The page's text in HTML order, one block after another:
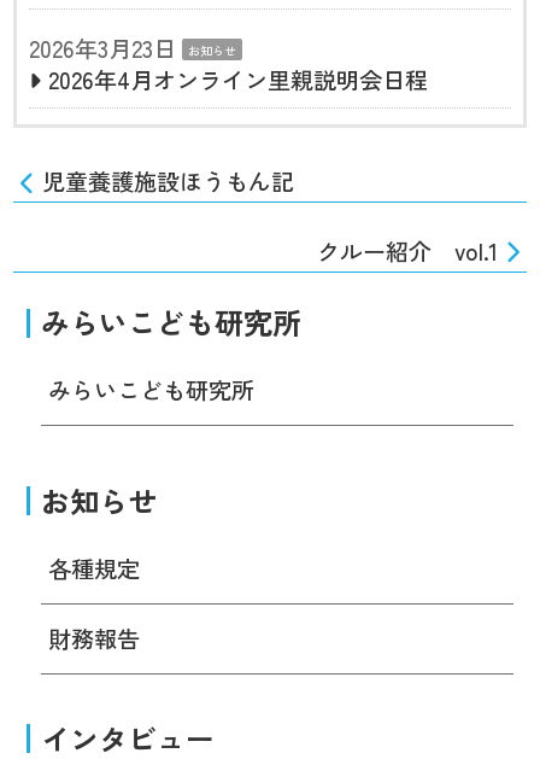
2026年3月23日
お知らせ
2026年4月オンライン里親説明会日程
児童養護施設ほうもん記
クルー紹介 vol.1
みらいこども研究所
みらいこども研究所
お知らせ
各種規定
財務報告
インタビュー